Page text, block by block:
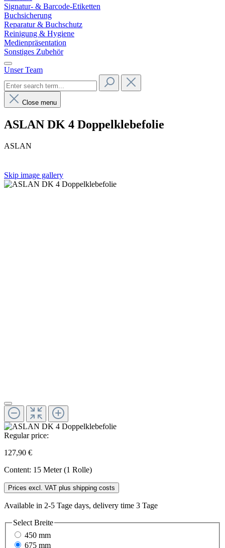
Signatur- & Barcode-Etiketten
Buchsicherung
Reparatur & Buchschutz
Reinigung & Hygiene
Medienpräsentation
Sonstiges Zubehör
Unser Team
Close menu
ASLAN DK 4 Doppelklebefolie
ASLAN
Skip image gallery
Regular price:
127,90 €
Content: 15 Meter (1 Rolle)
Prices excl. VAT plus shipping costs
Available in 2-5 Tage days, delivery time 3 Tage
Select Breite
450 mm
675 mm